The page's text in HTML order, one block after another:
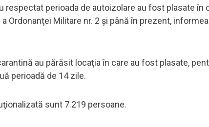
respectat perioada de autoizolare au fost plasate în
Ordonanţei Militare nr. 2 şi până în prezent,
au părăsit locaţia în care au fost plasate,
perioadă de 14 zile.
sunt 7.219 persoane.